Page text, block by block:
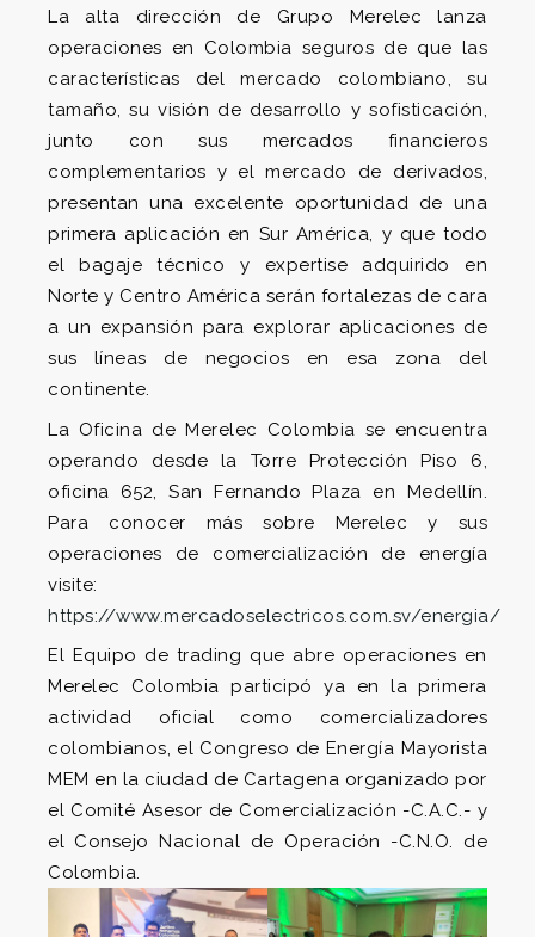
La alta dirección de Grupo Merelec lanza
operaciones en Colombia seguros de que las
características del mercado colombiano, su
tamaño, su visión de desarrollo y sofisticación,
junto con sus mercados financieros
complementarios y el mercado de derivados,
presentan una excelente oportunidad de una
primera aplicación en Sur América, y que todo
el bagaje técnico y expertise adquirido en
Norte y Centro América serán fortalezas de cara
a un expansión para explorar aplicaciones de
sus líneas de negocios en esa zona del
continente.
La Oficina de Merelec Colombia se encuentra
operando desde la Torre Protección Piso 6,
oficina 652, San Fernando Plaza en Medellín.
Para conocer más sobre Merelec y sus
operaciones de comercialización de energía
visite:
https://www.mercadoselectricos.com.sv/energia/
El Equipo de trading que abre operaciones en
Merelec Colombia participó ya en la primera
actividad oficial como comercializadores
colombianos, el Congreso de Energía Mayorista
MEM en la ciudad de Cartagena organizado por
el Comité Asesor de Comercialización -C.A.C.- y
el Consejo Nacional de Operación -C.N.O. de
Colombia.